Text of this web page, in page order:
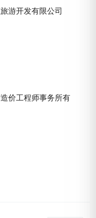
游开发有限公司
价工程师事务所有